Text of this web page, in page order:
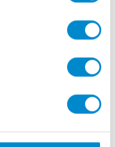
KAMERA